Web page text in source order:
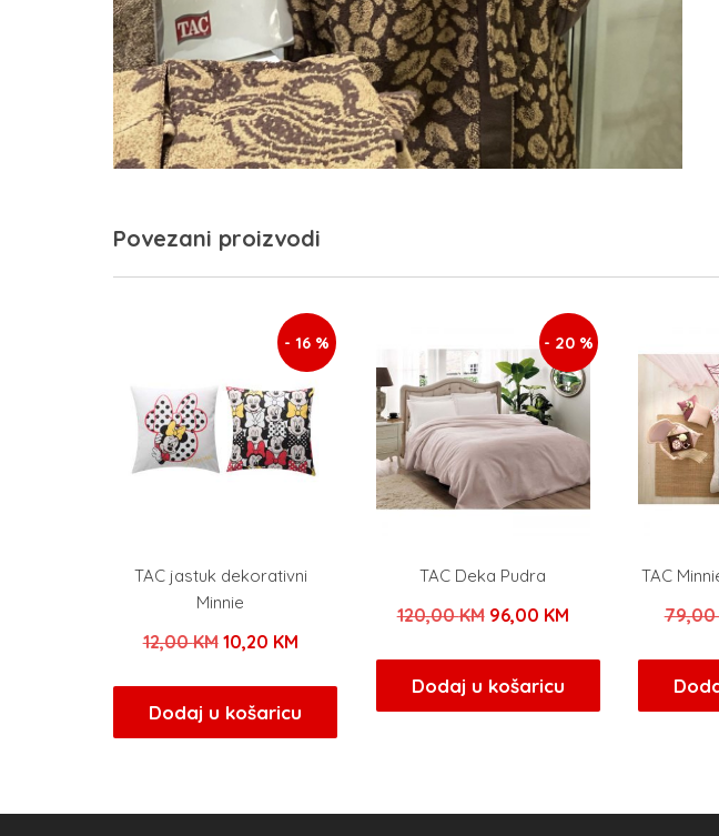
Povezani proizvodi
- 16 %
TAC jastuk dekorativni
Minnie
12,00KM Izvorna
bila
je:
10,20 KMTrenutna
je:
10,20 KM.
Dodaj u košaricu
- 20 %
TAC Deka Pudra
120,00KM Izvorna
bila
je:
96,00 KMTrenutna
96,00 KM.
Dodaj u košaricu
TAC
79,00